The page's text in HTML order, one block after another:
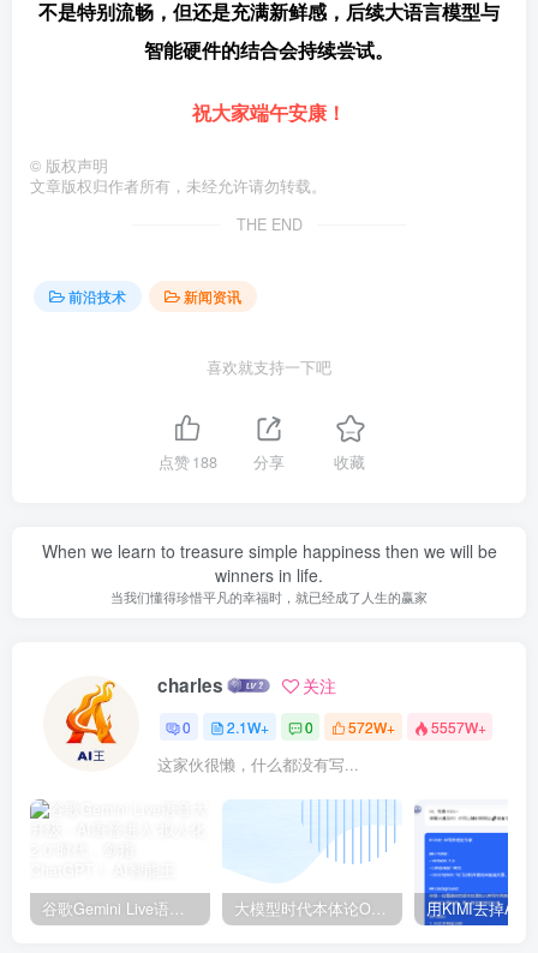
不是特别流畅，但还是充满新鲜感，后续大语言模型与
智能硬件的结合会持续尝试。
祝大家端午安康！
© 版权声明
文章版权归作者所有，未经允许请勿转载。
THE END
前沿技术 新闻资讯
喜欢就支持一下吧
点赞188 分享 收藏
When we learn to treasure simple happiness then we will be
winners in life.
当我们懂得珍惜平凡的幸福时，就已经成了人生的赢家
charles 关注
0 2.1W+ 0 572W+ 5557W+
这家伙很懒，什么都没有写...
谷歌Gemini Live语音大升级：AI语音进入“拟人化2.0”时代，剑指ChatGPT！ 大模型时代本体论Ontology驱动的AI知识引擎助力企业智能决策系统的未来进化-一篇献给企业董事会和CIO的深度思考(第一篇)